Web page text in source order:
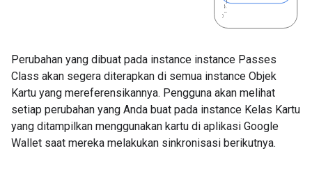
Perubahan yang dibuat pada instance instance Passes
Class akan segera diterapkan di semua instance Objek
Kartu yang mereferensikannya. Pengguna akan melihat
setiap perubahan yang Anda buat pada instance Kelas Kartu
yang ditampilkan menggunakan kartu di aplikasi Google
Wallet saat mereka melakukan sinkronisasi berikutnya.